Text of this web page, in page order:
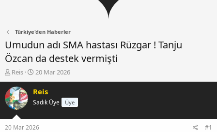
Türkiye'den Haberler
Umudun adı SMA hastası Rüzgar ! Tanju
Özcan da destek vermişti
K
o
n
b
u
y
u
Reis
B
a
ş
a
g
20 Mar 2026
Reis
Sadık Üye Üye
20 Mar 2026 #1